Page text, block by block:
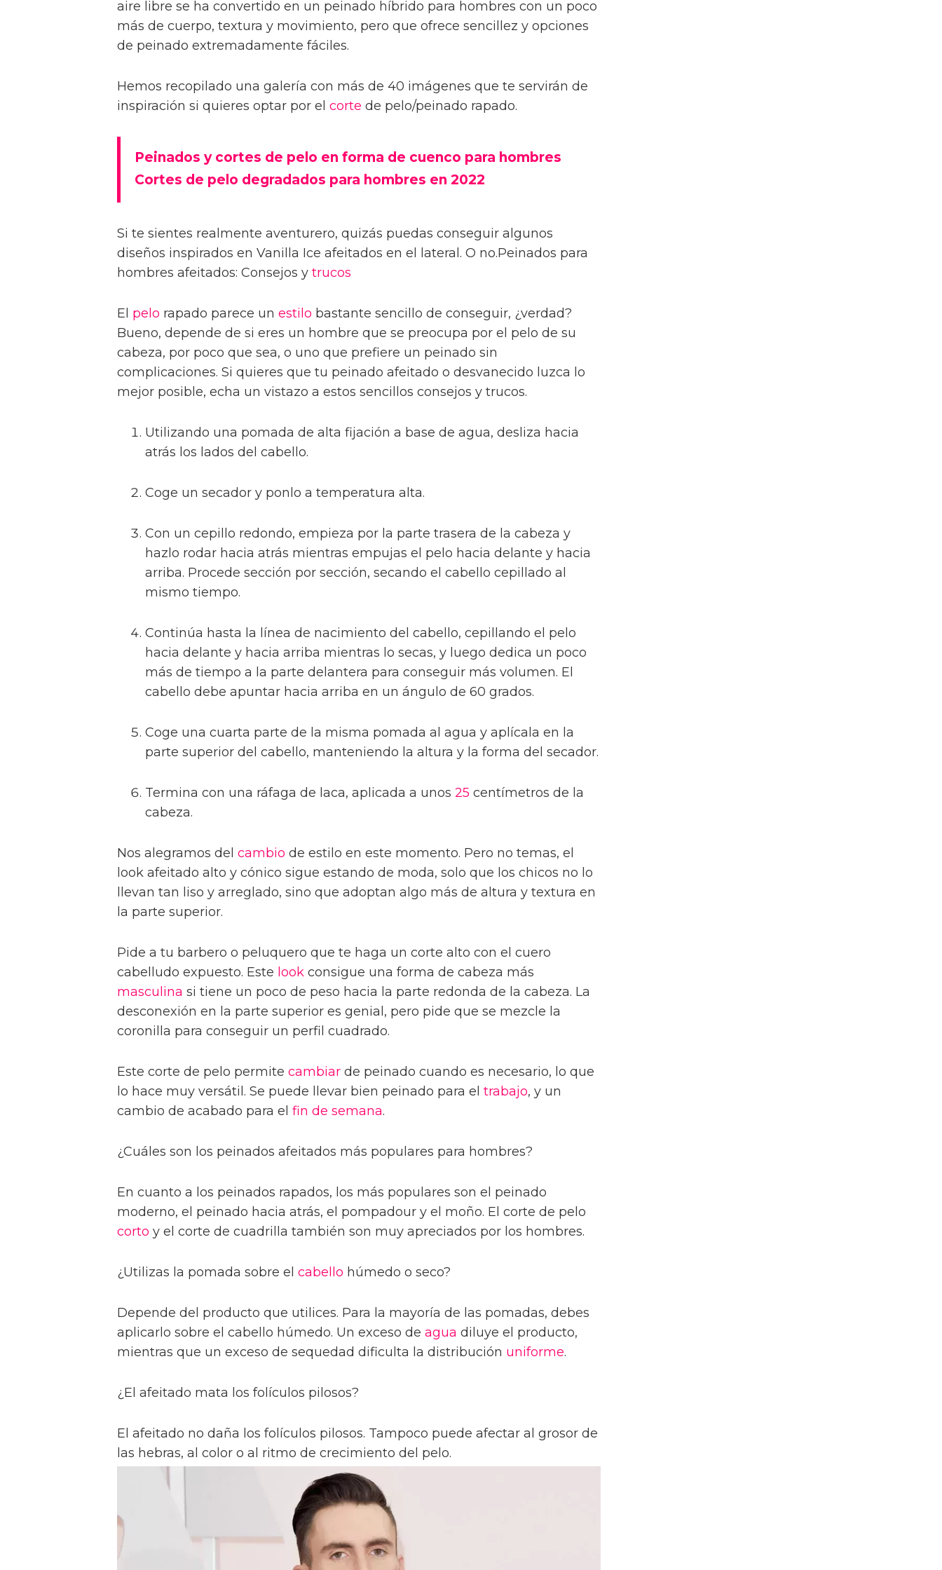
aire libre se ha convertido en un peinado híbrido para hombres con un poco
más de cuerpo, textura y movimiento, pero que ofrece sencillez y opciones
de peinado extremadamente fáciles.
Hemos recopilado una galería con más de 40 imágenes que te servirán de
inspiración si quieres optar por el corte de pelo/peinado rapado.
Peinados y cortes de pelo en forma de cuenco para hombres
Cortes de pelo degradados para hombres en 2022
Si te sientes realmente aventurero, quizás puedas conseguir algunos
diseños inspirados en Vanilla Ice afeitados en el lateral. O no.Peinados para
hombres afeitados: Consejos y trucos
El pelo rapado parece un estilo bastante sencillo de conseguir, ¿verdad?
Bueno, depende de si eres un hombre que se preocupa por el pelo de su
cabeza, por poco que sea, o uno que prefiere un peinado sin
complicaciones. Si quieres que tu peinado afeitado o desvanecido luzca lo
mejor posible, echa un vistazo a estos sencillos consejos y trucos.
Utilizando una pomada de alta fijación a base de agua, desliza hacia
atrás los lados del cabello.
Coge un secador y ponlo a temperatura alta.
Con un cepillo redondo, empieza por la parte trasera de la cabeza y
hazlo rodar hacia atrás mientras empujas el pelo hacia delante y hacia
arriba. Procede sección por sección, secando el cabello cepillado al
mismo tiempo.
Continúa hasta la línea de nacimiento del cabello, cepillando el pelo
hacia delante y hacia arriba mientras lo secas, y luego dedica un poco
más de tiempo a la parte delantera para conseguir más volumen. El
cabello debe apuntar hacia arriba en un ángulo de 60 grados.
Coge una cuarta parte de la misma pomada al agua y aplícala en la
parte superior del cabello, manteniendo la altura y la forma del secador.
Termina con una ráfaga de laca, aplicada a unos 25 centímetros de la
cabeza.
Nos alegramos del cambio de estilo en este momento. Pero no temas, el
look afeitado alto y cónico sigue estando de moda, solo que los chicos no lo
llevan tan liso y arreglado, sino que adoptan algo más de altura y textura en
la parte superior.
Pide a tu barbero o peluquero que te haga un corte alto con el cuero
cabelludo expuesto. Este look consigue una forma de cabeza más
masculina si tiene un poco de peso hacia la parte redonda de la cabeza. La
desconexión en la parte superior es genial, pero pide que se mezcle la
coronilla para conseguir un perfil cuadrado.
Este corte de pelo permite cambiar de peinado cuando es necesario, lo que
lo hace muy versátil. Se puede llevar bien peinado para el trabajo, y un
cambio de acabado para el fin de semana.
¿Cuáles son los peinados afeitados más populares para hombres?
En cuanto a los peinados rapados, los más populares son el peinado
moderno, el peinado hacia atrás, el pompadour y el moño. El corte de pelo
corto y el corte de cuadrilla también son muy apreciados por los hombres.
¿Utilizas la pomada sobre el cabello húmedo o seco?
Depende del producto que utilices. Para la mayoría de las pomadas, debes
aplicarlo sobre el cabello húmedo. Un exceso de agua diluye el producto,
mientras que un exceso de sequedad dificulta la distribución uniforme.
¿El afeitado mata los folículos pilosos?
El afeitado no daña los folículos pilosos. Tampoco puede afectar al grosor de
las hebras, al color o al ritmo de crecimiento del pelo.